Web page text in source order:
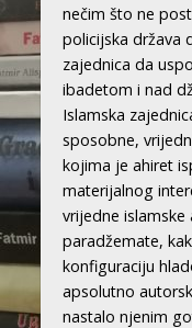
nečim što ne
policijska država
zajednica da
ibadetom i nad
Islamska
sposobne,
kojima je ahiret
materijalnog
vrijedne
paradžemate,
konfiguraciju
apsolutno
nastalo njenim